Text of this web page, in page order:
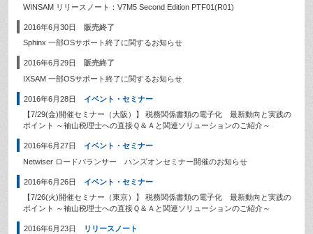
WINSAM リリースノート：V7M5 Second Edition PTF01(R01)
2016年6月30日
販売終了
Sphinx 一部OSサポート終了に関するお知らせ
2016年6月29日
販売終了
IXSAM 一部OSサポート終了に関するお知らせ
2016年6月28日
イベント・セミナー
【7/29(金)開催セミナー（大阪）】 税務関係書類の電子化 最新動向と実践の
ポイント ～袖山税理士への直接Ｑ＆Ａと関連ソリューションのご紹介～
2016年6月27日
イベント・セミナー
Netwiser ロードバランサー ハンズオンセミナー開催のお知らせ
2016年6月26日
イベント・セミナー
【7/26(火)開催セミナー（東京）】 税務関係書類の電子化 最新動向と実践の
ポイント ～袖山税理士への直接Ｑ＆Ａと関連ソリューションのご紹介～
2016年6月23日
リリースノート